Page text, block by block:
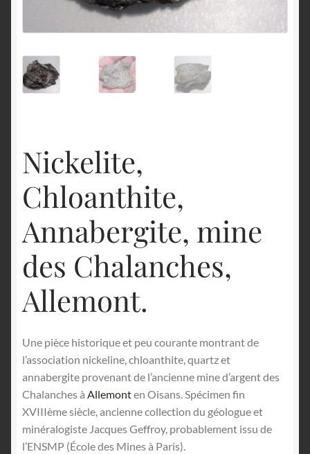
Nickelite,
Chloanthite,
Annabergite, mine
des Chalanches,
Allemont.
Une pièce historique et peu courante montrant de
l’association nickeline, chloanthite, quartz et
annabergite provenant de l’ancienne mine d’argent des
Chalanches à Allemonten Oisans. Spécimen fin
XVIIIème siècle, ancienne collection du géologue et
minéralogiste Jacques Geffroy, probablement issu de
l’ENSMP (École des Mines à Paris).